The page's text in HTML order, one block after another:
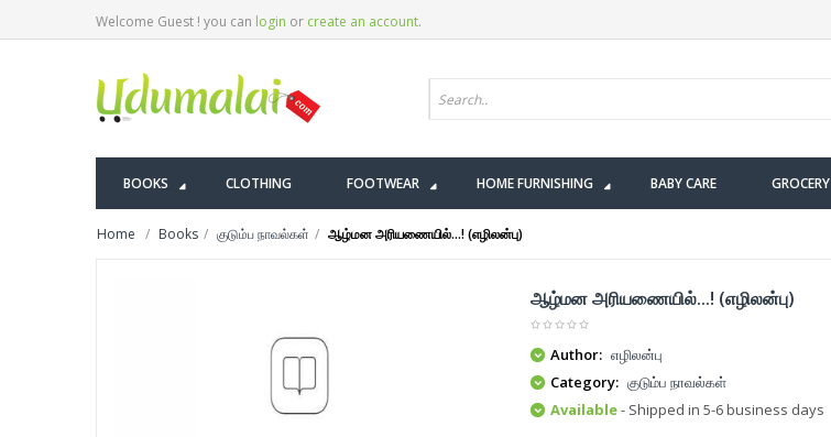
Welcome Guest ! you can login or create an account.
BOOKS CLOTHING FOOTWEAR HOME FURNISHING BABY CARE GROCERY
Home Books குடும்ப நாவல்கள் ஆழ்மன அரியணையில்...! (எழிலன்பு)
ஆழ்மன அரியணையில்...! (எழிலன்பு)
Author: எழிலன்பு
Category: குடும்ப நாவல்கள்
Available- Shipped in 5-6 business days